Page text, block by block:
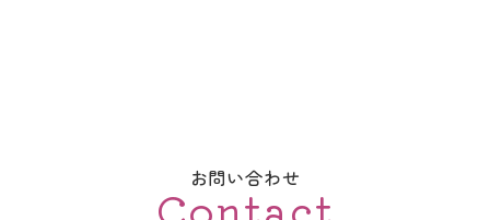
お問い合わせ